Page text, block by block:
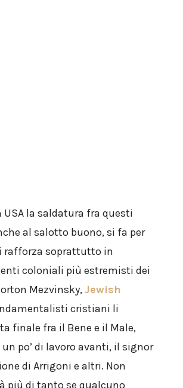
la saldatura fra questi
al salotto buono, si fa per
rafforza soprattutto in
coloniali più estremisti dei
Mezvinsky, Jewish
cristiani li
finale fra il Bene e il Male,
po’ di lavoro avanti, il signor
di Arrigoni e altri. Non
più di tanto se qualcuno